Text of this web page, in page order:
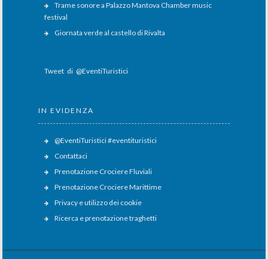
Trame sonore a Palazzo Mantova Chamber music
festival
Giornata verde al castello di Rivalta
Tweet di @EventiTuristici
IN EVIDENZA
@EventiTuristici #eventituristici
Contattaci
Prenotazione Crociere Fluviali
Prenotazione Crociere Marittime
Privacy e utilizzo dei cookie
Ricerca e prenotazione traghetti